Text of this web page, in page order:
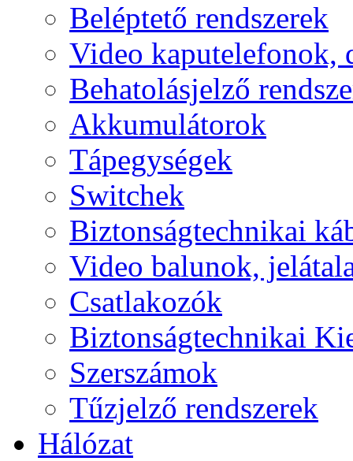
Beléptető rendszerek
Video kaputelefonok,
Behatolásjelző
Akkumulátorok
Tápegységek
Switchek
Biztonságtechnikai
Video balunok,
Csatlakozók
Biztonságtechnikai
Szerszámok
Tűzjelző rendszerek
Hálózat